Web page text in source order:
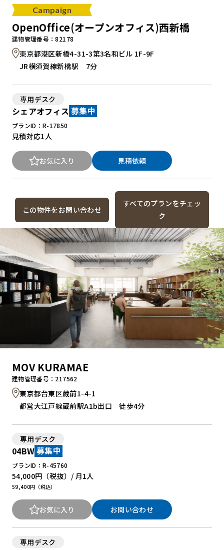
Campaign
OpenOffice(オープンオフィス)西新橋
建物管理番号：82178
東京都港区新橋4-31-3第3名和ビル 1F-9F
JR横須賀線新橋駅 7分
専用デスク
シェアオフィス 募集中
プランID：R-17850
見積対応1人
お気に入り 見積依頼
この物件をお問い合わせ
すべてのプランをチェッ
ク
MOV KURAMAE
建物管理番号：217562
東京都台東区蔵前1-4-1
都営大江戸線蔵前駅A1b出口 徒歩4分
専用デスク
04BW 募集中
プランID：R-45760
54,000円 （税抜）/ 月
59,400円（税込）
1人
お気に入り お問い合わせ
専用デスク